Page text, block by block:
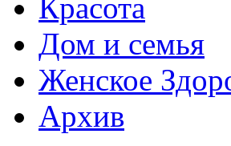
Красота
Дом и семья
Женское
Архив